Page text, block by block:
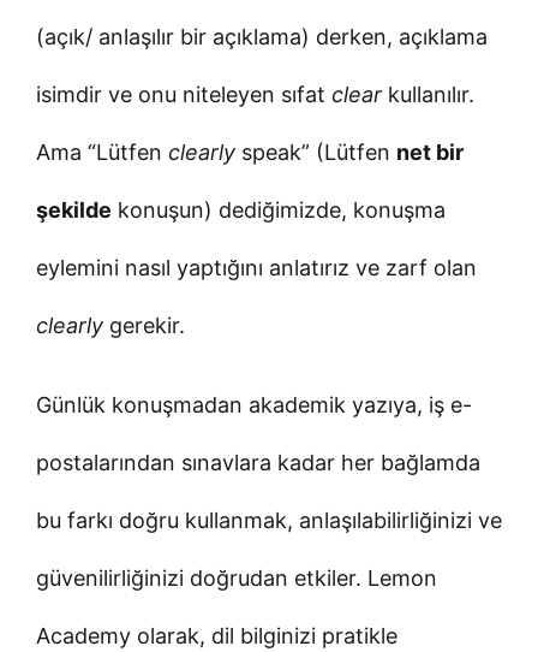
(açık/ anlaşılır bir açıklama) derken, açıklama
isimdir ve onu niteleyen sıfat clear kullanılır.
Ama “Lütfen clearly speak” (Lütfen net bir
şekilde konuşun) dediğimizde, konuşma
eylemini nasıl yaptığını anlatırız ve zarf olan
clearly gerekir.
Günlük konuşmadan akademik yazıya, iş e-
postalarından sınavlara kadar her bağlamda
bu farkı doğru kullanmak, anlaşılabilirliğinizi ve
güvenilirliğinizi doğrudan etkiler. Lemon
Academy olarak, dil bilginizi pratikle